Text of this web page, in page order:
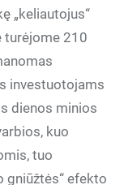
„keliautojus“
turėjome 210
investuotojams
dienos minios
kuo
tuo
gniūžtės“ efekto